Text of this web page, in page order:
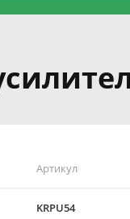
Артикул
KRPU54